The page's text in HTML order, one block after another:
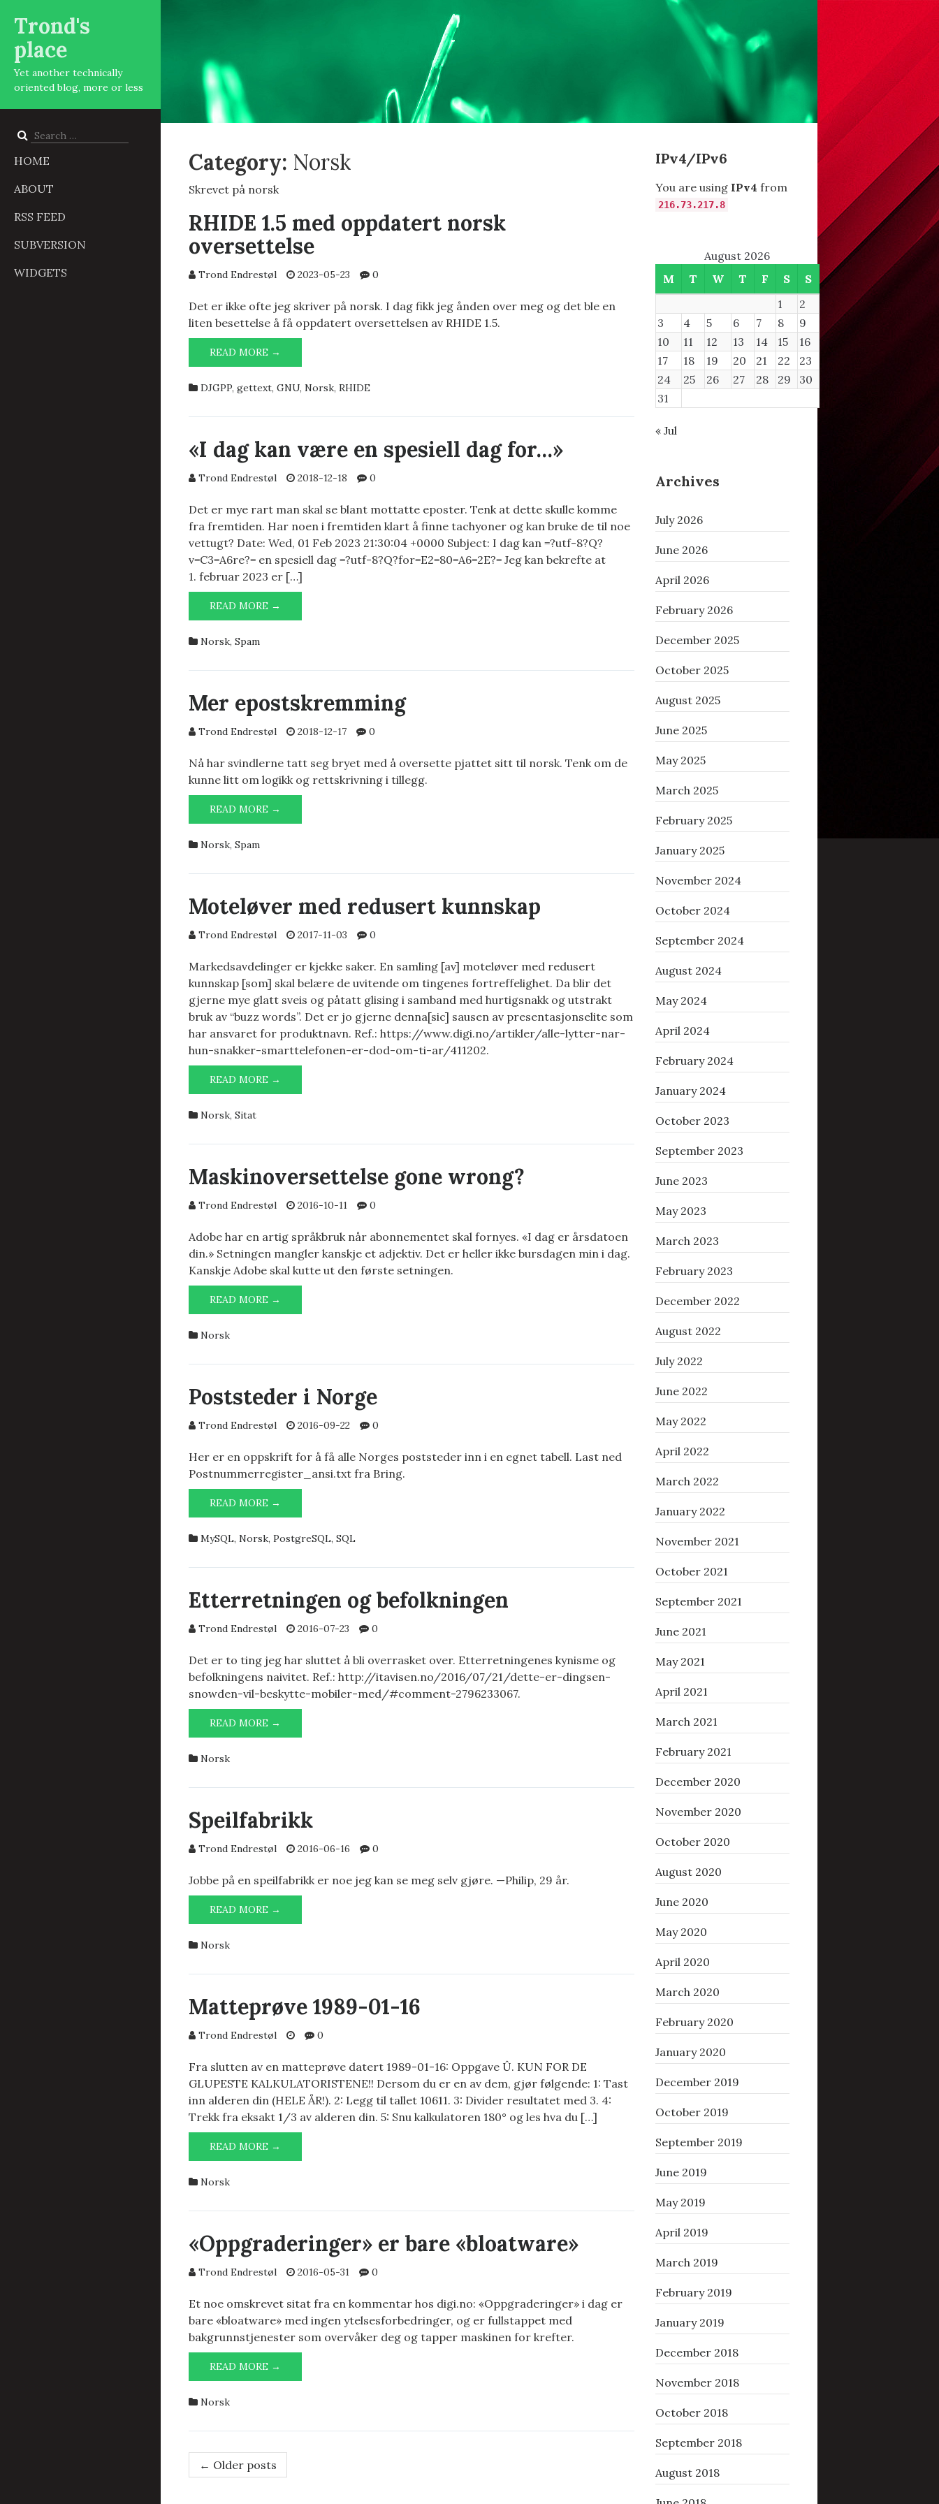
Trond's
place
Yet another technically
oriented blog, more or less
Search
HOME
ABOUT
RSS FEED
SUBVERSION
WIDGETS
Category: Norsk
Skrevet på norsk
RHIDE 1.5 med oppdatert norsk
oversettelse
Trond Endrestøl 2023-05-23 0
Det er ikke ofte jeg skriver på norsk. I dag fikk jeg ånden over meg og det ble en
liten besettelse å få oppdatert oversettelsen av RHIDE 1.5.
READ MORE →
1.5
OPPDATERT
DJGPP, gettext, GNU, Norsk, RHIDE
«I dag kan være en spesiell dag for…»
Trond Endrestøl 2018-12-18 0
Det er mye rart man skal se blant mottatte eposter. Tenk at dette skulle komme
fra fremtiden. Har noen i fremtiden klart å finne tachyoner og kan bruke de til noe
vettugt? Date: Wed, 01 Feb 2023 21:30:04 +0000 Subject: I dag kan =?utf-8?Q?
v=C3=A6re?= en spesiell dag =?utf-8?Q?for=E2=80=A6=2E?= Jeg kan bekrefte at
1. februar 2023 er […]
READ MORE →
DAG
DAG
FOR…»
Norsk, Spam
Mer epostskremming
Trond Endrestøl 2018-12-17 0
Nå har svindlerne tatt seg bryet med å oversette pjattet sitt til norsk. Tenk om de
kunne litt om logikk og rettskrivning i tillegg.
READ MORE →
EPOSTSKREMMING
Norsk, Spam
Moteløver med redusert kunnskap
Trond Endrestøl 2017-11-03 0
Markedsavdelinger er kjekke saker. En samling [av] moteløver med redusert
kunnskap [som] skal belære de uvitende om tingenes fortreffelighet. Da blir det
gjerne mye glatt sveis og påtatt glising i samband med hurtigsnakk og utstrakt
bruk av “buzz words”. Det er jo gjerne denna[sic] sausen av presentasjonselite som
har ansvaret for produktnavn. Ref.: https://www.digi.no/artikler/alle-lytter-nar-
hun-snakker-smarttelefonen-er-dod-om-ti-ar/411202.
READ MORE →
MED
Norsk, Sitat
Maskinoversettelse gone wrong?
Trond Endrestøl 2016-10-11 0
Adobe har en artig språkbruk når abonnementet skal fornyes. «I dag er årsdatoen
din.» Setningen mangler kanskje et adjektiv. Det er heller ikke bursdagen min i dag.
Kanskje Adobe skal kutte ut den første setningen.
READ MORE →
GONE
Norsk
Poststeder i Norge
Trond Endrestøl 2016-09-22 0
Her er en oppskrift for å få alle Norges poststeder inn i en egnet tabell. Last ned
Postnummerregister_ansi.txt fra Bring.
READ MORE →
I
MySQL, Norsk, PostgreSQL, SQL
Etterretningen og befolkningen
Trond Endrestøl 2016-07-23 0
Det er to ting jeg har sluttet å bli overrasket over. Etterretningenes kynisme og
befolkningens naivitet. Ref.: http://itavisen.no/2016/07/21/dette-er-dingsen-
snowden-vil-beskytte-mobiler-med/#comment-2796233067.
READ MORE →
OG
Norsk
Speilfabrikk
Trond Endrestøl 2016-06-16 0
Jobbe på en speilfabrikk er noe jeg kan se meg selv gjøre. —Philip, 29 år.
READ MORE →
Norsk
Matteprøve 1989-01-16
Trond Endrestøl 0
Fra slutten av en matteprøve datert 1989-01-16: Oppgave Û. KUN FOR DE
GLUPESTE KALKULATORISTENE!! Dersom du er en av dem, gjør følgende: 1: Tast
inn alderen din (HELE ÅR!). 2: Legg til tallet 10611. 3: Divider resultatet med 3. 4:
Trekk fra eksakt 1/3 av alderen din. 5: Snu kalkulatoren 180° og les hva du […]
READ MORE →
1989-
Norsk
«Oppgraderinger» er bare «bloatware»
Trond Endrestøl 2016-05-31 0
Et noe omskrevet sitat fra en kommentar hos digi.no: «Oppgraderinger» i dag er
bare «bloatware» med ingen ytelsesforbedringer, og er fullstappet med
bakgrunnstjenester som overvåker deg og tapper maskinen for krefter.
READ MORE →
ER
Norsk
Post
← Older posts
IPv4/IPv6
You are using IPv4 from
216.73.217.8
August 2026
M
T W T F S
S
1
2
3
4 5 6 7 8
9
10
11 12 13 14 15
16
17
18 19 20 21 22
23
24
25 26 27 28 29
30
31
« Jul
Archives
July 2026
June 2026
April 2026
February 2026
December 2025
October 2025
August 2025
June 2025
May 2025
March 2025
February 2025
January 2025
November 2024
October 2024
September 2024
August 2024
May 2024
April 2024
February 2024
January 2024
October 2023
September 2023
June 2023
May 2023
March 2023
February 2023
December 2022
August 2022
July 2022
June 2022
May 2022
April 2022
March 2022
January 2022
November 2021
October 2021
September 2021
June 2021
May 2021
April 2021
March 2021
February 2021
December 2020
November 2020
October 2020
August 2020
June 2020
May 2020
April 2020
March 2020
February 2020
January 2020
December 2019
October 2019
September 2019
June 2019
May 2019
April 2019
March 2019
February 2019
January 2019
December 2018
November 2018
October 2018
September 2018
August 2018